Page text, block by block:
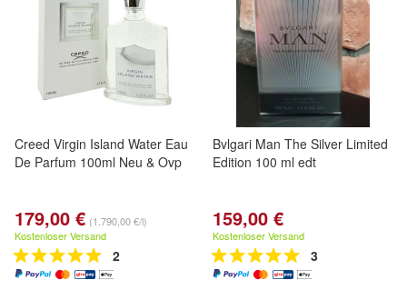
Creed Virgin Island Water Eau
De Parfum 100ml Neu & Ovp
179,00 € (1.790,00 €/l)
Kostenloser Versand
2
Bvlgari Man The Silver Limited
Edition 100 ml edt
159,00 €
Kostenloser Versand
3